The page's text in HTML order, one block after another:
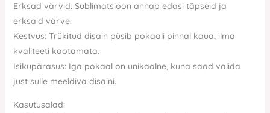
Erksad värvid: Sublimatsioon annab edasi täpseid ja
erksaid värve.
Kestvus: Trükitud disain püsib pokaali pinnal kaua, ilma
kvaliteeti kaotamata.
Isikupärasus: Iga pokaal on unikaalne, kuna saad valida
just sulle meeldiva disaini.
Kasutusalad: